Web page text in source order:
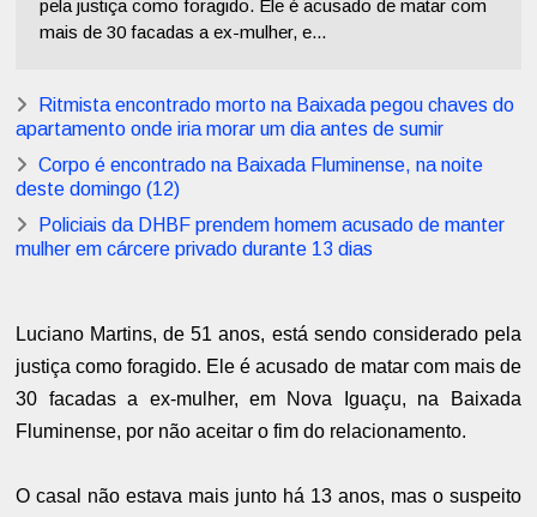
pela justiça como foragido. Ele é acusado de matar com
mais de 30 facadas a ex-mulher, e...
Ritmista encontrado morto na Baixada pegou chaves do
apartamento onde iria morar um dia antes de sumir
Corpo é encontrado na Baixada Fluminense, na noite
deste domingo (12)
Policiais da DHBF prendem homem acusado de manter
mulher em cárcere privado durante 13 dias
Luciano Martins, de 51 anos, está sendo considerado pela
justiça como foragido. Ele é acusado de matar com mais de
30 facadas a ex-mulher, em Nova Iguaçu, na Baixada
Fluminense, por não aceitar o fim do relacionamento.
O casal não estava mais junto há 13 anos, mas o suspeito